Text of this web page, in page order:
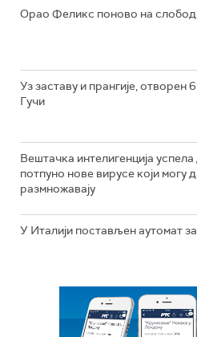
Орао Феликс поново на
Уз заставу и прангије, отворен
Гучи
Вештачка интелигенција успела
потпуно нове вирусе који могу
размножавају
У Италији постављен аутомат